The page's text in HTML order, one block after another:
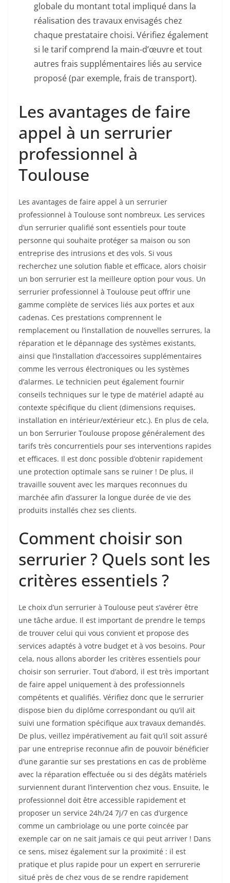
globale du montant total impliqué dans la
réalisation des travaux envisagés chez
chaque prestataire choisi. Vérifiez également
si le tarif comprend la main-d’œuvre et tout
autres frais supplémentaires liés au service
proposé (par exemple, frais de transport).
Les avantages de faire
appel à un serrurier
professionnel à
Toulouse
Les avantages de faire appel à un serrurier
professionnel à Toulouse sont nombreux. Les services
d’un serrurier qualifié sont essentiels pour toute
personne qui souhaite protéger sa maison ou son
entreprise des intrusions et des vols. Si vous
recherchez une solution fiable et efficace, alors choisir
un bon serrurier est la meilleure option pour vous. Un
serrurier professionnel à Toulouse peut offrir une
gamme complète de services liés aux portes et aux
cadenas. Ces prestations comprennent le
remplacement ou l’installation de nouvelles serrures, la
réparation et le dépannage des systèmes existants,
ainsi que l’installation d’accessoires supplémentaires
comme les verrous électroniques ou les systèmes
d’alarmes. Le technicien peut également fournir
conseils techniques sur le type de matériel adapté au
contexte spécifique du client (dimensions requises,
installation en intérieur/extérieur etc.). En plus de cela,
un bon Serrurier Toulouse propose généralement des
tarifs très concurrentiels pour ses interventions rapides
et efficaces. Il est donc possible d’obtenir rapidement
une protection optimale sans se ruiner ! De plus, il
travaille souvent avec les marques reconnues du
marchée afin d’assurer la longue durée de vie des
produits installés chez ses clients.
Comment choisir son
serrurier ? Quels sont les
critères essentiels ?
Le choix d’un serrurier à Toulouse peut s’avérer être
une tâche ardue. Il est important de prendre le temps
de trouver celui qui vous convient et propose des
services adaptés à votre budget et à vos besoins. Pour
cela, nous allons aborder les critères essentiels pour
choisir son serrurier. Tout d’abord, il est très important
de faire appel uniquement à des professionnels
compétents et qualifiés. Vérifiez donc que le serrurier
dispose bien du diplôme correspondant ou qu’il ait
suivi une formation spécifique aux travaux demandés.
De plus, veillez impérativement au fait qu’il soit assuré
par une entreprise reconnue afin de pouvoir bénéficier
d’une garantie sur ses prestations en cas de problème
avec la réparation effectuée ou si des dégâts matériels
surviennent durant l’intervention chez vous. Ensuite, le
professionnel doit être accessible rapidement et
proposer un service 24h/24 7j/7 en cas d’urgence
comme un cambriolage ou une porte coincée par
exemple car on ne sait jamais ce qui peut arriver ! Dans
ce sens, misez également sur la proximité : il est
pratique et plus rapide pour un expert en serrurerie
situé près de chez vous de se rendre rapidement